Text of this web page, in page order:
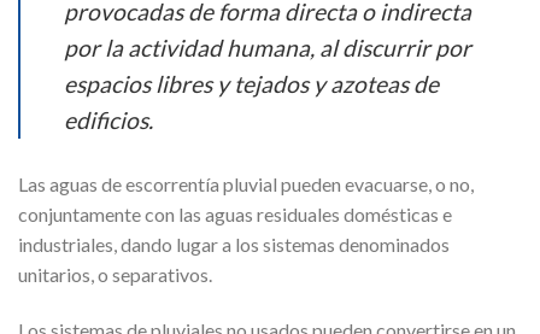
provocadas de forma directa o indirecta
por la actividad humana, al discurrir por
espacios libres y tejados y azoteas de
edificios.
Las aguas de escorrentía pluvial pueden evacuarse, o no,
conjuntamente con las aguas residuales domésticas e
industriales, dando lugar a los sistemas denominados
unitarios, o separativos.
Los sistemas de pluviales no usados pueden convertirse en un